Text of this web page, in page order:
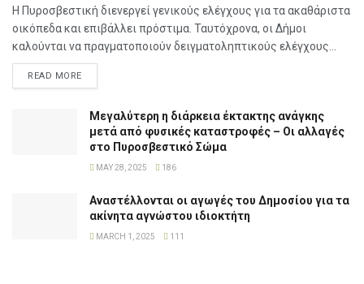
Η Πυροσβεστική διενεργεί γενικούς ελέγχους για τα ακαθάριστα
οικόπεδα και επιβάλλει πρόστιμα. Ταυτόχρονα, οι Δήμοι
καλούνται να πραγματοποιούν δειγματοληπτικούς ελέγχους...
READ MORE
Μεγαλύτερη η διάρκεια έκτακτης ανάγκης
μετά από φυσικές καταστροφές – Οι αλλαγές
στο Πυροσβεστικό Σώμα
MAY 28, 2025 186
Αναστέλλονται οι αγωγές του Δημοσίου για τα
ακίνητα αγνώστου ιδιοκτήτη
MARCH 1, 2025 111